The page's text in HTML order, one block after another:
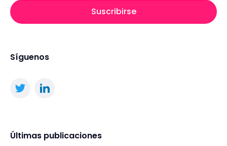
Suscribirse
Síguenos
Últimas publicaciones